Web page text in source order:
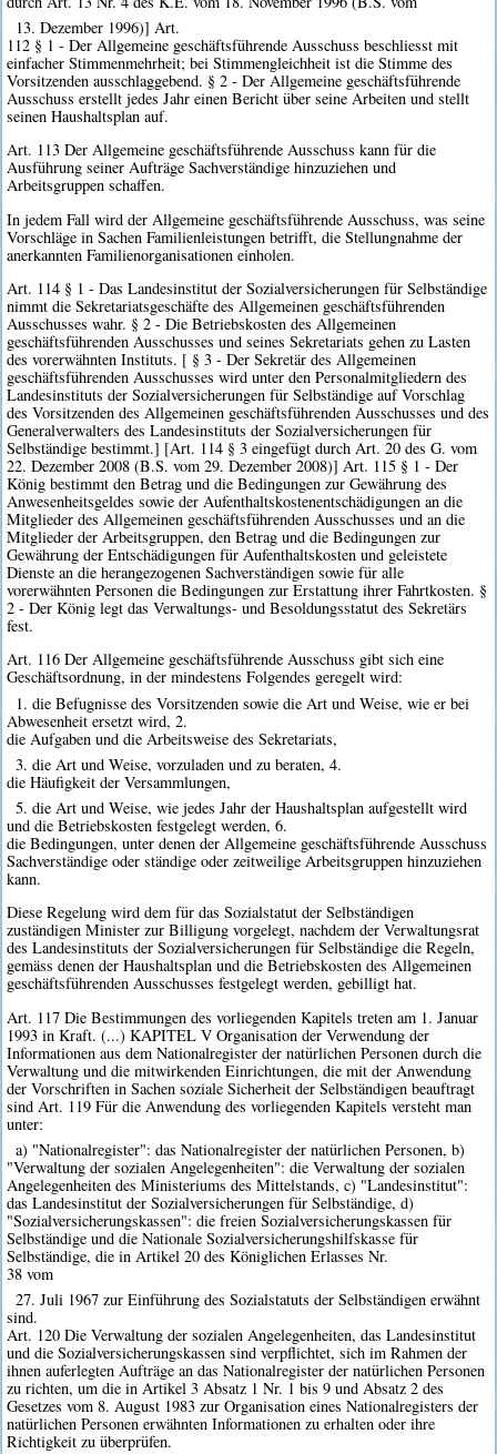
13. Dezember 1996)] Art.
112 § 1 - Der Allgemeine geschäftsführende Ausschuss beschliesst mit
einfacher Stimmenmehrheit; bei Stimmengleichheit ist die Stimme des
Vorsitzenden ausschlaggebend. § 2 - Der Allgemeine geschäftsführende
Ausschuss erstellt jedes Jahr einen Bericht über seine Arbeiten und stellt
seinen Haushaltsplan auf.
Art. 113 Der Allgemeine geschäftsführende Ausschuss kann für die
Ausführung seiner Aufträge Sachverständige hinzuziehen und
Arbeitsgruppen schaffen.
In jedem Fall wird der Allgemeine geschäftsführende Ausschuss, was seine
Vorschläge in Sachen Familienleistungen betrifft, die Stellungnahme der
anerkannten Familienorganisationen einholen.
Art. 114 § 1 - Das Landesinstitut der Sozialversicherungen für Selbständige
nimmt die Sekretariatsgeschäfte des Allgemeinen geschäftsführenden
Ausschusses wahr. § 2 - Die Betriebskosten des Allgemeinen
geschäftsführenden Ausschusses und seines Sekretariats gehen zu Lasten
des vorerwähnten Instituts. [ § 3 - Der Sekretär des Allgemeinen
geschäftsführenden Ausschusses wird unter den Personalmitgliedern des
Landesinstituts der Sozialversicherungen für Selbständige auf Vorschlag
des Vorsitzenden des Allgemeinen geschäftsführenden Ausschusses und des
Generalverwalters des Landesinstituts der Sozialversicherungen für
Selbständige bestimmt.] [Art. 114 § 3 eingefügt durch Art. 20 des G. vom
22. Dezember 2008 (B.S. vom 29. Dezember 2008)] Art. 115 § 1 - Der
König bestimmt den Betrag und die Bedingungen zur Gewährung des
Anwesenheitsgeldes sowie der Aufenthaltskostenentschädigungen an die
Mitglieder des Allgemeinen geschäftsführenden Ausschusses und an die
Mitglieder der Arbeitsgruppen, den Betrag und die Bedingungen zur
Gewährung der Entschädigungen für Aufenthaltskosten und geleistete
Dienste an die herangezogenen Sachverständigen sowie für alle
vorerwähnten Personen die Bedingungen zur Erstattung ihrer Fahrtkosten. §
2 - Der König legt das Verwaltungs- und Besoldungsstatut des Sekretärs
fest.
Art. 116 Der Allgemeine geschäftsführende Ausschuss gibt sich eine
Geschäftsordnung, in der mindestens Folgendes geregelt wird:
1. die Befugnisse des Vorsitzenden sowie die Art und Weise, wie er bei
Abwesenheit ersetzt wird, 2.
die Aufgaben und die Arbeitsweise des Sekretariats,
3. die Art und Weise, vorzuladen und zu beraten, 4.
die Häufigkeit der Versammlungen,
5. die Art und Weise, wie jedes Jahr der Haushaltsplan aufgestellt wird
und die Betriebskosten festgelegt werden, 6.
die Bedingungen, unter denen der Allgemeine geschäftsführende Ausschuss
Sachverständige oder ständige oder zeitweilige Arbeitsgruppen hinzuziehen
kann.
Diese Regelung wird dem für das Sozialstatut der Selbständigen
zuständigen Minister zur Billigung vorgelegt, nachdem der Verwaltungsrat
des Landesinstituts der Sozialversicherungen für Selbständige die Regeln,
gemäss denen der Haushaltsplan und die Betriebskosten des Allgemeinen
geschäftsführenden Ausschusses festgelegt werden, gebilligt hat.
Art. 117 Die Bestimmungen des vorliegenden Kapitels treten am 1. Januar
1993 in Kraft. (...) KAPITEL V Organisation der Verwendung der
Informationen aus dem Nationalregister der natürlichen Personen durch die
Verwaltung und die mitwirkenden Einrichtungen, die mit der Anwendung
der Vorschriften in Sachen soziale Sicherheit der Selbständigen beauftragt
sind Art. 119 Für die Anwendung des vorliegenden Kapitels versteht man
unter:
a) "Nationalregister": das Nationalregister der natürlichen Personen, b)
"Verwaltung der sozialen Angelegenheiten": die Verwaltung der sozialen
Angelegenheiten des Ministeriums des Mittelstands, c) "Landesinstitut":
das Landesinstitut der Sozialversicherungen für Selbständige, d)
"Sozialversicherungskassen": die freien Sozialversicherungskassen für
Selbständige und die Nationale Sozialversicherungshilfskasse für
Selbständige, die in Artikel 20 des Königlichen Erlasses Nr.
38 vom
27. Juli 1967 zur Einführung des Sozialstatuts der Selbständigen erwähnt
sind.
Art. 120 Die Verwaltung der sozialen Angelegenheiten, das Landesinstitut
und die Sozialversicherungskassen sind verpflichtet, sich im Rahmen der
ihnen auferlegten Aufträge an das Nationalregister der natürlichen Personen
zu richten, um die in Artikel 3 Absatz 1 Nr. 1 bis 9 und Absatz 2 des
Gesetzes vom 8. August 1983 zur Organisation eines Nationalregisters der
natürlichen Personen erwähnten Informationen zu erhalten oder ihre
Richtigkeit zu überprüfen.